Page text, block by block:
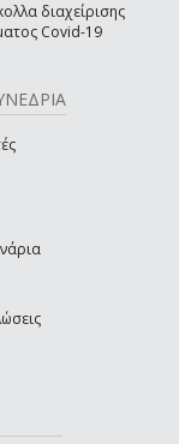
διαχείρισης
Covid-19